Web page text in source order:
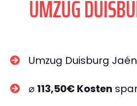
UMZUG
Umzug Duisburg Jaén
⌀ 113,50€ Kosten